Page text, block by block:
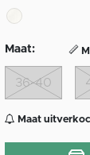
Maat:
36-40
Maat